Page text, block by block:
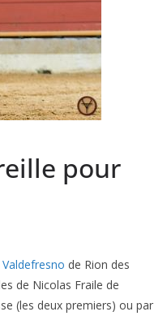
pour
Valdefresno de Rion des
de Nicolas Fraile de
(les deux premiers) ou par